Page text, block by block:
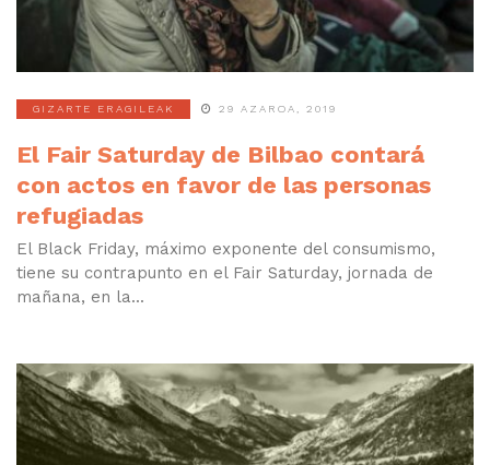
GIZARTE ERAGILEAK 29 AZAROA, 2019
El Fair Saturday de Bilbao contará
con actos en favor de las personas
refugiadas
El Black Friday, máximo exponente del consumismo,
tiene su contrapunto en el Fair Saturday, jornada de
mañana, en la...